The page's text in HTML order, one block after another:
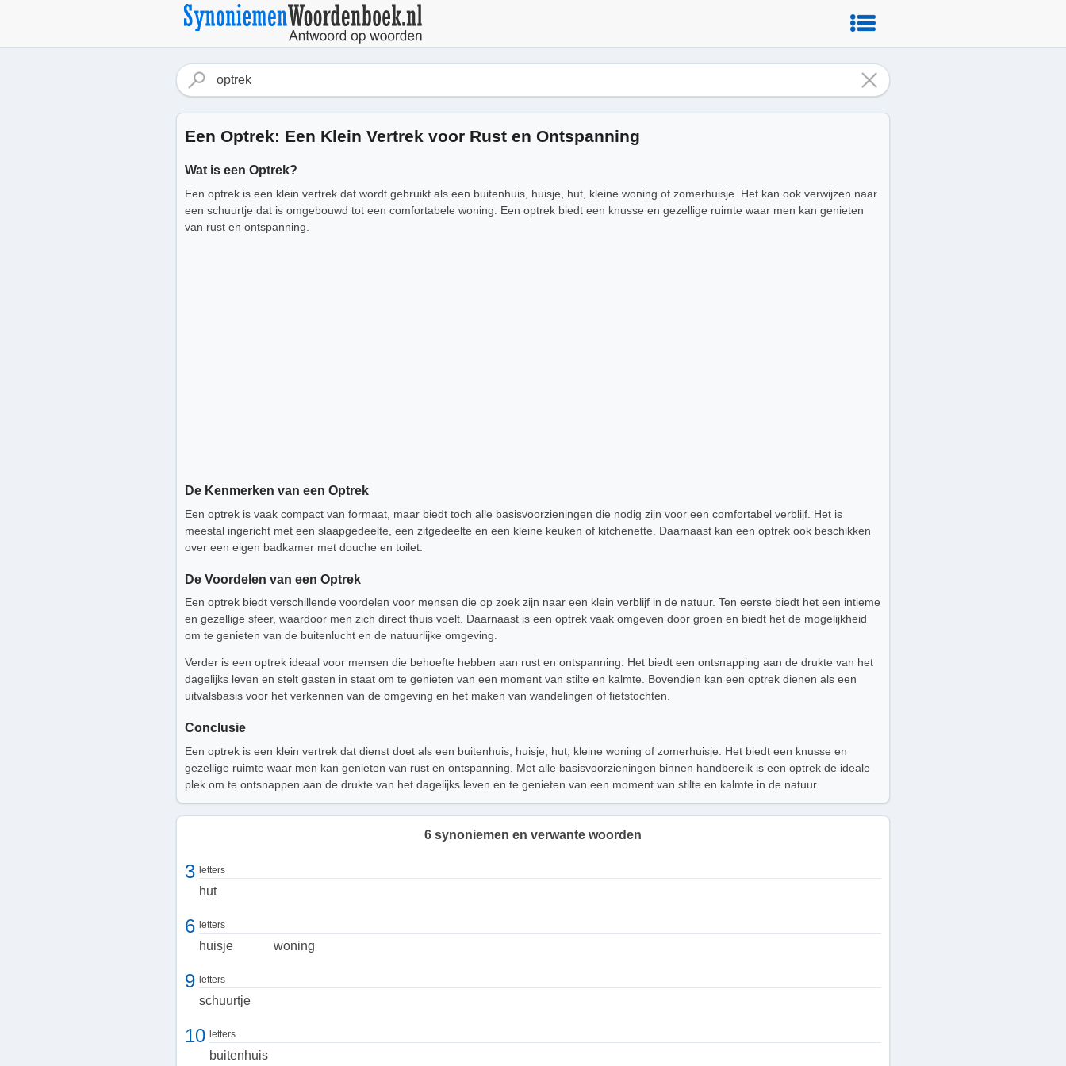
Een Optrek: Een Klein Vertrek voor Rust en Ontspanning
Wat is een Optrek?
Een optrek is een klein vertrek dat wordt gebruikt als een buitenhuis, huisje, hut, kleine woning of zomerhuisje. Het kan ook verwijzen naar
een schuurtje dat is omgebouwd tot een comfortabele woning. Een optrek biedt een knusse en gezellige ruimte waar men kan genieten
van rust en ontspanning.
De Kenmerken van een Optrek
Een optrek is vaak compact van formaat, maar biedt toch alle basisvoorzieningen die nodig zijn voor een comfortabel verblijf. Het is
meestal ingericht met een slaapgedeelte, een zitgedeelte en een kleine keuken of kitchenette. Daarnaast kan een optrek ook beschikken
over een eigen badkamer met douche en toilet.
De Voordelen van een Optrek
Een optrek biedt verschillende voordelen voor mensen die op zoek zijn naar een klein verblijf in de natuur. Ten eerste biedt het een intieme
en gezellige sfeer, waardoor men zich direct thuis voelt. Daarnaast is een optrek vaak omgeven door groen en biedt het de mogelijkheid
om te genieten van de buitenlucht en de natuurlijke omgeving.
Verder is een optrek ideaal voor mensen die behoefte hebben aan rust en ontspanning. Het biedt een ontsnapping aan de drukte van het
dagelijks leven en stelt gasten in staat om te genieten van een moment van stilte en kalmte. Bovendien kan een optrek dienen als een
uitvalsbasis voor het verkennen van de omgeving en het maken van wandelingen of fietstochten.
Conclusie
Een optrek is een klein vertrek dat dienst doet als een buitenhuis, huisje, hut, kleine woning of zomerhuisje. Het biedt een knusse en
gezellige ruimte waar men kan genieten van rust en ontspanning. Met alle basisvoorzieningen binnen handbereik is een optrek de ideale
plek om te ontsnappen aan de drukte van het dagelijks leven en te genieten van een moment van stilte en kalmte in de natuur.
6 synoniemen en verwante woorden
3 letters
hut
6 letters
huisje woning
9 letters
schuurtje
10 letters
buitenhuis